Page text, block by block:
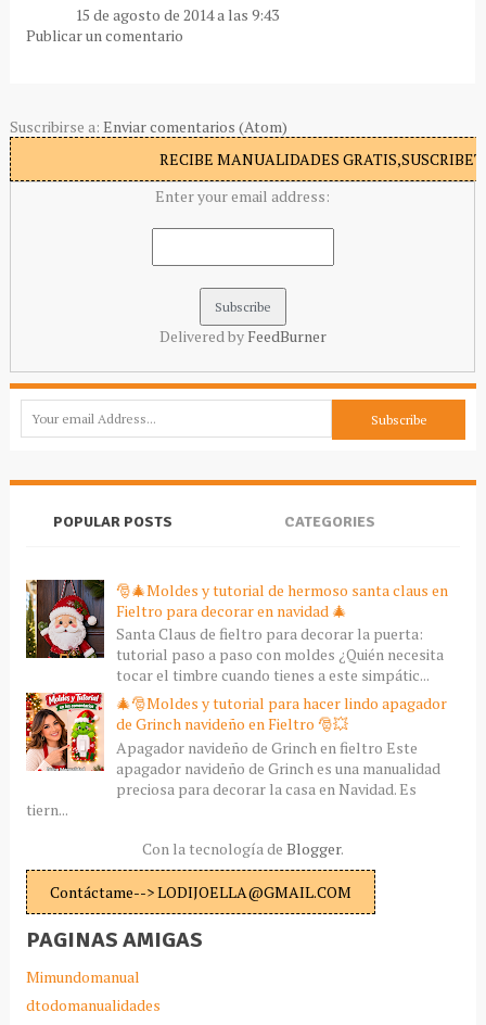
15 de agosto de 2014 a las 9:43
Publicar un comentario
Suscribirse a: Enviar comentarios (Atom)
RECIBE MANUALIDADES
Enter your email address:
Delivered by FeedBurner
POPULAR POSTS CATEGORIES
🎅🎄Moldes y tutorial de hermoso santa claus en
Fieltro para decorar en navidad 🎄
Santa Claus de fieltro para decorar la puerta:
tutorial paso a paso con moldes ¿Quién necesita
tocar el timbre cuando tienes a este simpátic...
🎄🎅Moldes y tutorial para hacer lindo apagador
de Grinch navideño en Fieltro 🎅💥
Apagador navideño de Grinch en fieltro Este
apagador navideño de Grinch es una manualidad
preciosa para decorar la casa en Navidad. Es
tiern...
Con la tecnología de Blogger.
Contáctame--> LODIJOELLA@GMAIL.COM
PAGINAS AMIGAS
Mimundomanual
dtodomanualidades